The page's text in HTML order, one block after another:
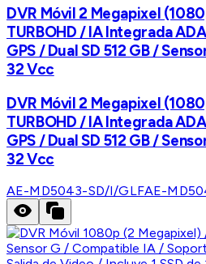
DVR Móvil 2 Megapixel
TURBOHD / IA Integrada
GPS / Dual SD 512 GB /
32 Vcc
DVR Móvil 2 Megapixel
TURBOHD / IA Integrada
GPS / Dual SD 512 GB /
32 Vcc
AE-MD5043-SD/I/GLFAE-